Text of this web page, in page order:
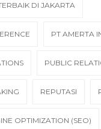
DI JAKARTA
PT AMERTA
PUBLIC
REPUTASI
OPTIMIZATION (SEO)